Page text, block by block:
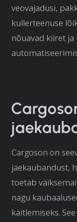
veovajadusi,
kullerteenuse
nõuavad kiiret
Cargoson on
jaekaubandust,
toetab
nagu
käitlemiseks.